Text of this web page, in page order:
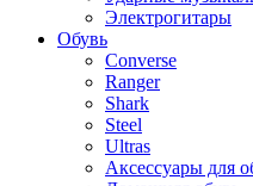
Электрогитары
Обувь
Converse
Ranger
Shark
Steel
Ultras
Аксессуары для